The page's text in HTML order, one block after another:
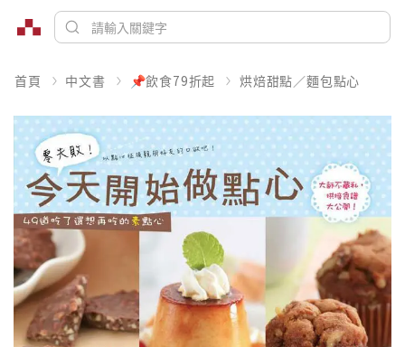
首頁 中文書 📌飲食79折起 烘焙甜點／麵包點心